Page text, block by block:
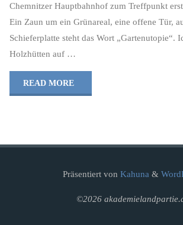
Chemnitzer Hauptbahnhof zum Treffpunkt
Ein Zaun um ein Grünareal, eine offene Tür,
Schieferplatte steht das Wort „Gartenutopie“.
Holzhütten auf …
READ MORE
Präsentiert von Kahuna &
©2026